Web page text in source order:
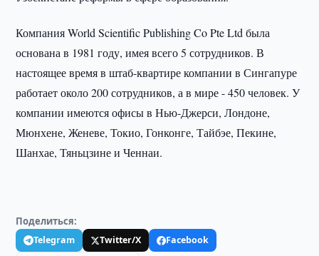
Компания World Scientific Publishing Co Pte Ltd была
основана в 1981 году, имея всего 5 сотрудников. В
настоящее время в штаб-квартире компании в Сингапуре
работает около 200 сотрудников, а в мире - 450 человек. У
компании имеются офисы в Нью-Джерси, Лондоне,
Мюнхене, Женеве, Токио, Гонконге, Тайбэе, Пекине,
Шанхае, Тяньцзине и Ченнаи.
Поделиться:
Telegram Twitter/X
Facebook